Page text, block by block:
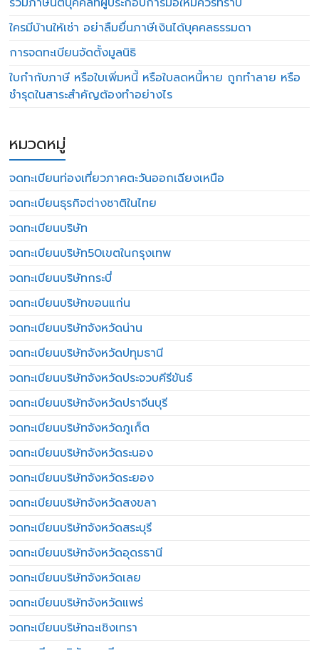
ใครมีบ้านให้เช่า อย่าลืมยื่นภาษีเงินได้บุคคลธรรมดา
การจดทะเบียนจัดตั้งมูลนิธิ
ใบกำกับภาษี หรือใบเพิ่มหนี้ หรือใบลดหนี้หาย ถูกทำลาย หรือ
ชำรุดในสาระสำคัญต้องทำอย่างไร
หมวดหมู่
จดทะเบียนท่องเที่ยวภาคตะวันออกเฉียงเหนือ
จดทะเบียนธุรกิจต่างชาติในไทย
จดทะเบียนบริษัท
จดทะเบียนบริษัท50เขตในกรุงเทพ
จดทะเบียนบริษัทกระบี่
จดทะเบียนบริษัทขอนแก่น
จดทะเบียนบริษัทจังหวัดน่าน
จดทะเบียนบริษัทจังหวัดปทุมธานี
จดทะเบียนบริษัทจังหวัดประจวบคีรีขันธ์
จดทะเบียนบริษัทจังหวัดปราจีนบุรี
จดทะเบียนบริษัทจังหวัดภูเก็ต
จดทะเบียนบริษัทจังหวัดระนอง
จดทะเบียนบริษัทจังหวัดระยอง
จดทะเบียนบริษัทจังหวัดสงขลา
จดทะเบียนบริษัทจังหวัดสระบุรี
จดทะเบียนบริษัทจังหวัดอุดรธานี
จดทะเบียนบริษัทจังหวัดเลย
จดทะเบียนบริษัทจังหวัดแพร่
จดทะเบียนบริษัทฉะเชิงเทรา